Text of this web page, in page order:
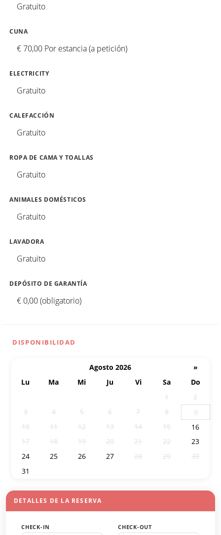
Gratuito
CUNA
€ 70,00 Por estancia (a petición)
ELECTRICITY
Gratuito
CALEFACCIÓN
Gratuito
ROPA DE CAMA Y TOALLAS
Gratuito
ANIMALES DOMÉSTICOS
Gratuito
LAVADORA
Gratuito
DEPÓSITO DE GARANTÍA
€ 0,00 (obligatorio)
DISPONIBILIDAD
Agosto 2026
»
Lu
Ma Mi Ju Vi Sa
Do
1
2
3
4 5 6 7 8
9
10
11 12 13 14 15
16
17
18 19 20 21 22
23
24
25 26 27 28 29
30
31
DETALLES DE LA RESERVA
CHECK-IN CHECK-OUT